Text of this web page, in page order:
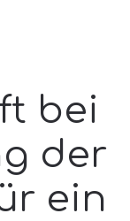
bei
der
ein